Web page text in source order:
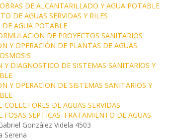
OBRAS DE ALCANTARILLADO Y AGUA POTABLE
DE AGUAS SERVIDAS Y RILES
DE AGUA POTABLE
DE PROYECTOS SANITARIOS
Y OPERACIÓN DE PLANTAS DE AGUAS
Y DIAGNOSTICO DE SISTEMAS SANITARIOS Y
Y OPERACION DE SISTEMAS SANITARIOS Y
COLECTORES DE AGUAS SERVIDAS
FOSAS SEPTICAS TRATAMIENTO DE AGUAS
González Videla 4503
Serena